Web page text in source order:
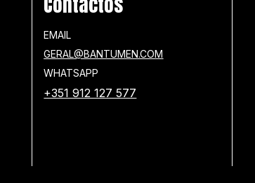
EMAIL
GERAL@BANTUMEN.COM
WHATSAPP
+351 912 127 577